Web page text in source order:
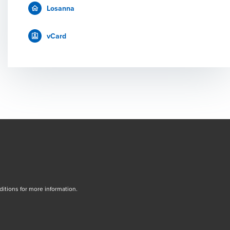
Losanna
vCard
tabfor more information.